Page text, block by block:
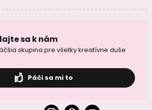
sa k nám
skupina pre všetky kreatívne duše
Páči sa mi to